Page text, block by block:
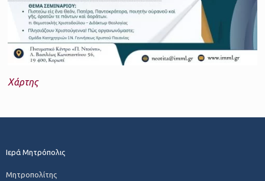
Χάρτης
Ιερά Μητρόπολις
Μητροπολίτης